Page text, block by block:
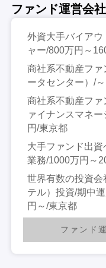
ファンド運営会
外資大手バイア
ャー/800万円～
商社系不動産フ
ータセンター）/
商社系不動産ファ
ァイナンスマネ
円/東京都
大手ファンド出
業務/1000万円～
世界有数の投資
テル）投資/期中
円～/東京都
ファンド